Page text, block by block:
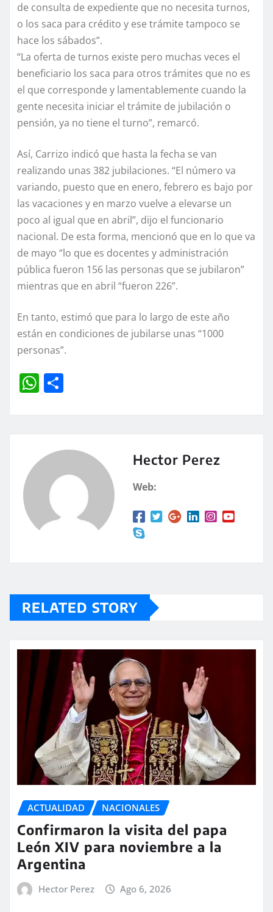
de consulta de expediente que no necesita turnos,
o los saca para crédito y ese trámite tampoco se
hace los sábados”.
“La oferta de turnos existe pero muchas veces el
beneficiario los saca para otros trámites que no es
el que corresponde y lamentablemente cuando la
gente necesita iniciar el trámite de jubilación o
pensión, ya no tiene el turno”, remarcó.
Así, Carrizo indicó que hasta la fecha se van
realizando unas 382 jubilaciones. “El número va
variando, puesto que en enero, febrero es bajo por
las vacaciones y en marzo vuelve a elevarse un
poco al igual que en abril”, dijo el funcionario
nacional. De esta forma, mencionó que en lo que va
de mayo “lo que es docentes y administración
pública fueron 156 las personas que se jubilaron”
mientras que en abril “fueron 226”.
En tanto, estimó que para lo largo de este año
están en condiciones de jubilarse unas “1000
personas”.
W
A
p
rt
Hector Perez
Web:
RELATED STORY
ACTUALIDAD NACIONALES
Confirmaron la visita del papa
León XIV para noviembre a la
Argentina
Hector Perez Ago 6, 2026